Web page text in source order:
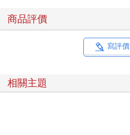
商品評價
寫評價
相關主題